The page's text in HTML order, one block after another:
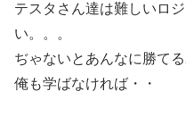
テスタさん達は難しいロ
い。。。
ぢゃないとあんなに勝てる
俺も学ばなければ・・